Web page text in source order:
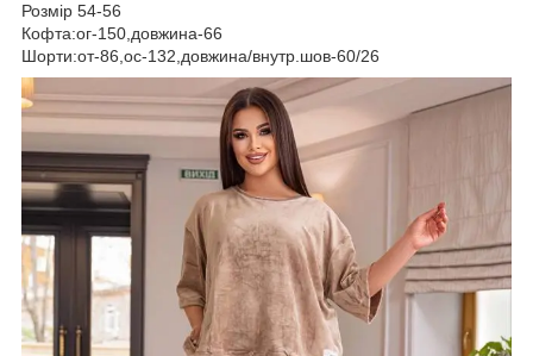
Розмір 54-56
Кофта:ог-150,довжина-66
Шорти:от-86,ос-132,довжина/внутр.шов-60/26